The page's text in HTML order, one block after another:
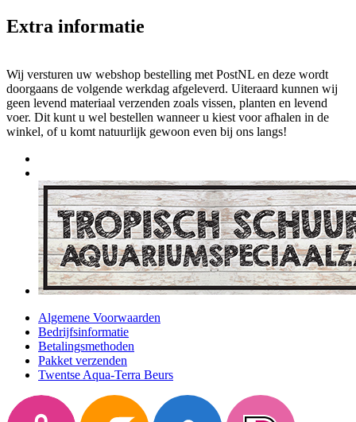
Extra informatie
Wij versturen uw webshop bestelling met PostNL en deze wordt
doorgaans de volgende werkdag afgeleverd. Uiteraard kunnen wij
geen levend materiaal verzenden zoals vissen, planten en levend
voer. Dit kunt u wel bestellen wanneer u kiest voor afhalen in de
winkel, of u komt natuurlijk gewoon even bij ons langs!
Algemene Voorwaarden
Bedrijfsinformatie
Betalingsmethoden
Pakket verzenden
Twentse Aqua-Terra Beurs